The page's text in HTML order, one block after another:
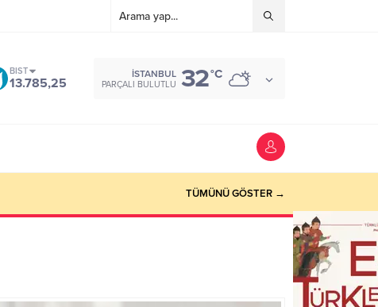
BIST
13.785,25
İSTANBUL
PARÇALI BULUTLU 32°C
TÜMÜNÜ GÖSTER →